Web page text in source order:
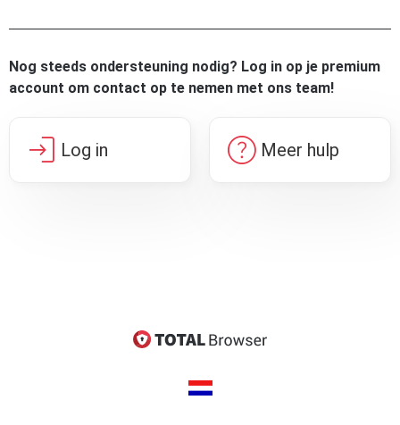
Nog steeds ondersteuning nodig? Log in op je premium
account om contact op te nemen met ons team!
login Log in help Meer hulp